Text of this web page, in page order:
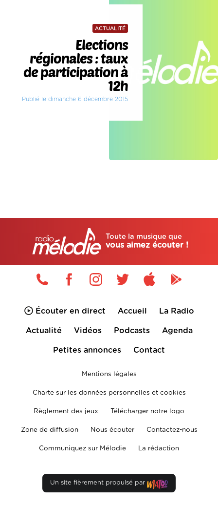
ACTUALITÉ
Elections
régionales : taux
de participation à
12h
Publié le dimanche 6 décembre 2015
Toute la musique que
vous aimez écouter !
Écouter en direct Accueil La Radio
Actualité Vidéos Podcasts Agenda
Petites annonces Contact
Mentions légales
Charte sur les données personnelles et cookies
Règlement des jeux Télécharger notre logo
Zone de diffusion Nous écouter Contactez-nous
Communiquez sur Mélodie La rédaction
Un site fièrement propulsé par